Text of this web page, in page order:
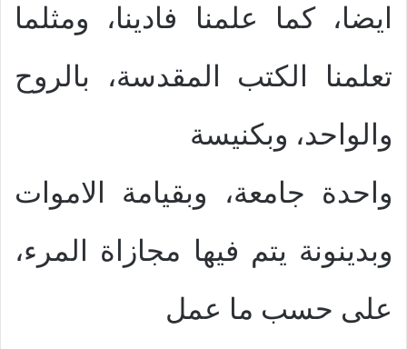
ايضا، كما علمنا فادينا، ومثلما
تعلمنا الكتب المقدسة، بالروح
والواحد، وبكنيسة
واحدة جامعة، وبقيامة الاموات
وبدينونة يتم فيها مجازاة المرء،
على حسب ما عمل